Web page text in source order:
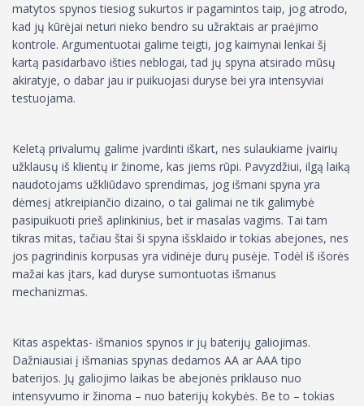
matytos spynos tiesiog sukurtos ir pagamintos taip, jog atrodo,
kad jų kūrėjai neturi nieko bendro su užraktais ar praėjimo
kontrole. Argumentuotai galime teigti, jog kaimynai lenkai šį
kartą pasidarbavo išties neblogai, tad jų spyna atsirado mūsų
akiratyje, o dabar jau ir puikuojasi duryse bei yra intensyviai
testuojama.
Keletą privalumų galime įvardinti iškart, nes sulaukiame įvairių
užklausų iš klientų ir žinome, kas jiems rūpi. Pavyzdžiui, ilgą laiką
naudotojams užkliūdavo sprendimas, jog išmani spyna yra
dėmesį atkreipiančio dizaino, o tai galimai ne tik galimybė
pasipuikuoti prieš aplinkinius, bet ir masalas vagims. Tai tam
tikras mitas, tačiau štai ši spyna išsklaido ir tokias abejones, nes
jos pagrindinis korpusas yra vidinėje durų pusėje. Todėl iš išorės
mažai kas įtars, kad duryse sumontuotas išmanus
mechanizmas.
Kitas aspektas- išmanios spynos ir jų baterijų galiojimas.
Dažniausiai į išmanias spynas dedamos AA ar AAA tipo
baterijos. Jų galiojimo laikas be abejonės priklauso nuo
intensyvumo ir žinoma – nuo baterijų kokybės. Be to – tokias